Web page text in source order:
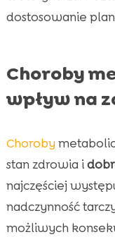
dostosowanie
Choroby
wpływ na
Choroby
stan zdrowia i
najczęściej
nadczynność
możliwych